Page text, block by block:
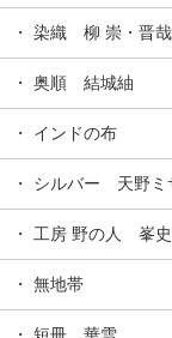
・ 染織 柳 崇・晋哉
・ 奥順 結城紬
・ インドの布
・ シルバー 天野ミ
・ 工房 野の人 峯
・ 無地帯